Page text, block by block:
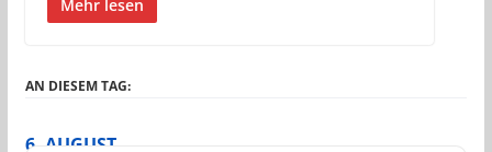
Mehr lesen
AN DIESEM TAG:
6. AUGUST